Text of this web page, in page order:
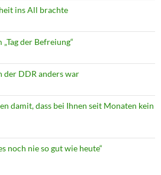
ins All brachte
der Befreiung“
der DDR anders war
damit, dass bei Ihnen seit Monaten kein
noch nie so gut wie heute“